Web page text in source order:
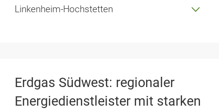
Linkenheim-Hochstetten
Erdgas Südwest: regionaler
Energiedienstleister mit starken